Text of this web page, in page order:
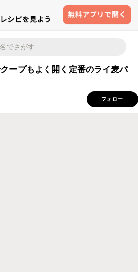
ープもよく開く定番のライ麦パ
フォロー